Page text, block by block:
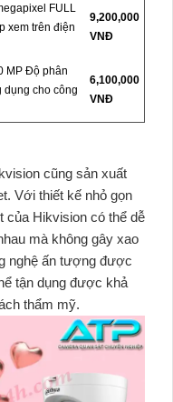
FULL
xem trên điện
9,200,000
VNĐ
MP Độ phân
dụng cho công
6,100,000
VNĐ
cũng sản xuất
Với thiết kế nhỏ gọn
của Hikvision có thể dễ
mà không gây xao
nghệ ấn tượng được
tận dụng được khả
thẩm mỹ.